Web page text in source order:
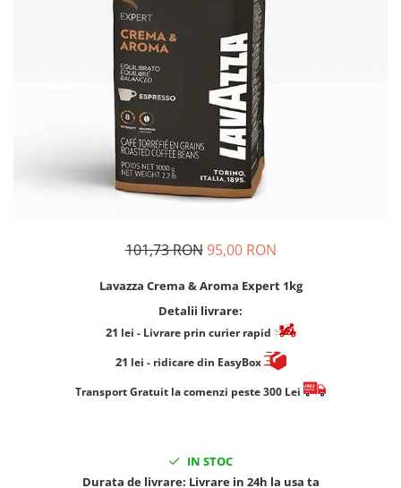
Nespresso Professional
101,73 RON 95,00 RON
Lavazza Crema & Aroma Expert 1kg
Detalii livrare:
21 lei - Livrare prin curier rapid
21 lei - ridicare din EasyBox
​​​​​​Transport Gratuit la comenzi peste 300 Lei
IN STOC
Durata de livrare: Livrare in 24h la usa ta